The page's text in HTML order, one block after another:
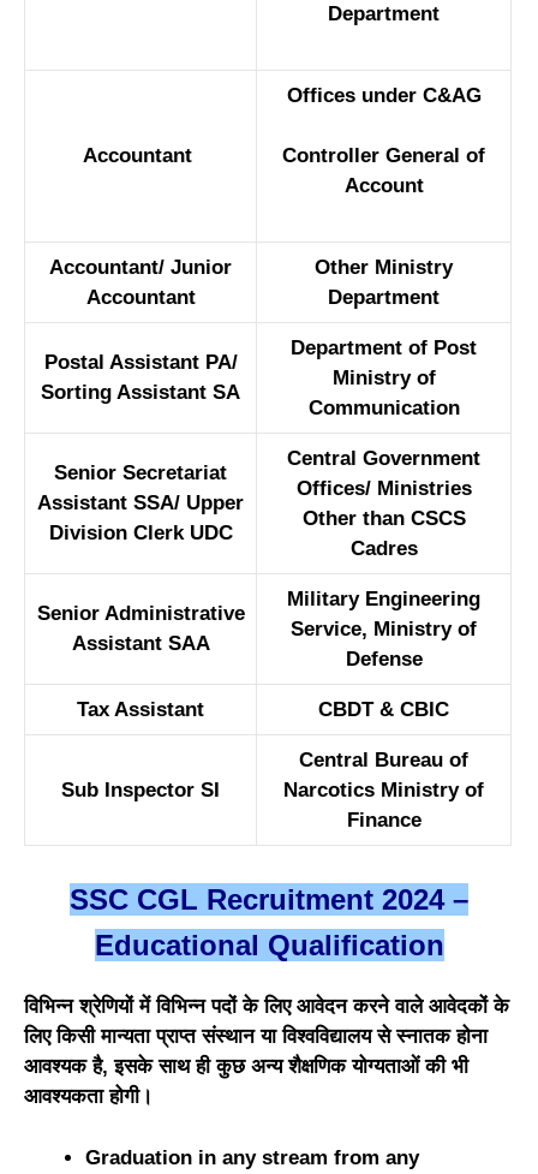
Department
Accountant
Offices under C&AG
Controller General of
Account
Accountant/ Junior
Accountant
Other Ministry
Department
Postal Assistant PA/
Sorting Assistant SA
Department of Post
Ministry of
Communication
Senior Secretariat
Assistant SSA/ Upper
Division Clerk UDC
Central Government
Offices/ Ministries
Other than CSCS
Cadres
Senior Administrative
Assistant SAA
Military Engineering
Service, Ministry of
Defense
Tax Assistant CBDT & CBIC
Sub Inspector SI
Central Bureau of
Narcotics Ministry of
Finance
SSC CGL Recruitment 2024 –
Educational Qualification
विभिन्न श्रेणियों में विभिन्न पदों के लिए आवेदन करने वाले आवेदकों के
लिए किसी मान्यता प्राप्त संस्थान या विश्वविद्यालय से स्नातक होना
आवश्यक है, इसके साथ ही कुछ अन्य शैक्षणिक योग्यताओं की भी
आवश्यकता होगी।
Graduation in any stream from any